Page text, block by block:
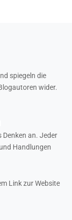
spiegeln die
wider.
an. Jeder
Handlungen
Link zur Website